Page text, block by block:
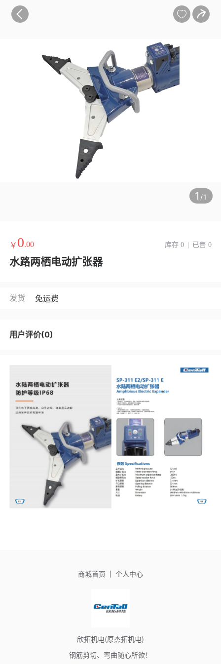


1 /1
￥ 0.00 库存 0 已售 0
水路两栖电动扩张器
发货 免运费
用户评价(0)
商城首页 个人中心
欣拓机电(原杰拓机电)
钢筋剪切、弯曲随心所欲！